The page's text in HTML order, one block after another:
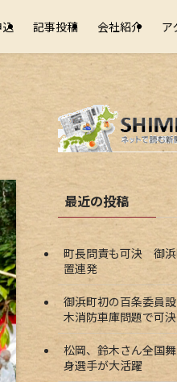
記事投稿 会社紹介 ア
最近の投稿
町長問責も可決 御
置連発
御浜町初の百条委員
木消防車庫問題で可決
松岡、鈴木さん全国
身選手が大活躍